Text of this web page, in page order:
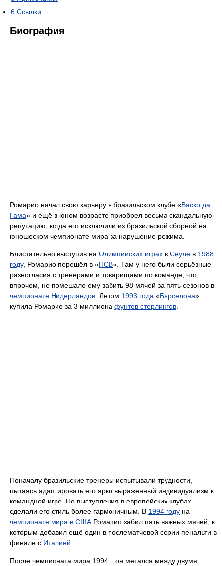
6 Ссылки
Биография
Ромарио начал свою карьеру в бразильском клубе «Васко да
Гама» и ещё в юном возрасте приобрел весьма скандальную
репутацию, когда его исключили из бразильской сборной на
юношеском чемпионате мира за нарушение режима.
Блистательно выступив на Олимпийских играх в Сеуле в 1988
году, Ромарио перешёл в «ПСВ». Там у него были серьёзные
разногласия с тренерами и товарищами по команде, что,
впрочем, не помешало ему забить 98 мячей за пять сезонов в
чемпионате Нидерландов . Летом 1993 года «Барселона»
купила Ромарио за 3 миллиона фунтов стерлингов
Поначалу бразильские тренеры испытывали трудности,
пытаясь адаптировать его ярко выраженный индивидуализм к
командной игре. Но выступления в европейских клубах
сделали его стиль более гармоничным. В 1994 году на
чемпионате мира в США Ромарио забил пять важных мячей, к
которым добавил ещё один в послематчевой серии пенальти в
финале с Италией
После чемпионата мира 1994 г. он метался между двумя